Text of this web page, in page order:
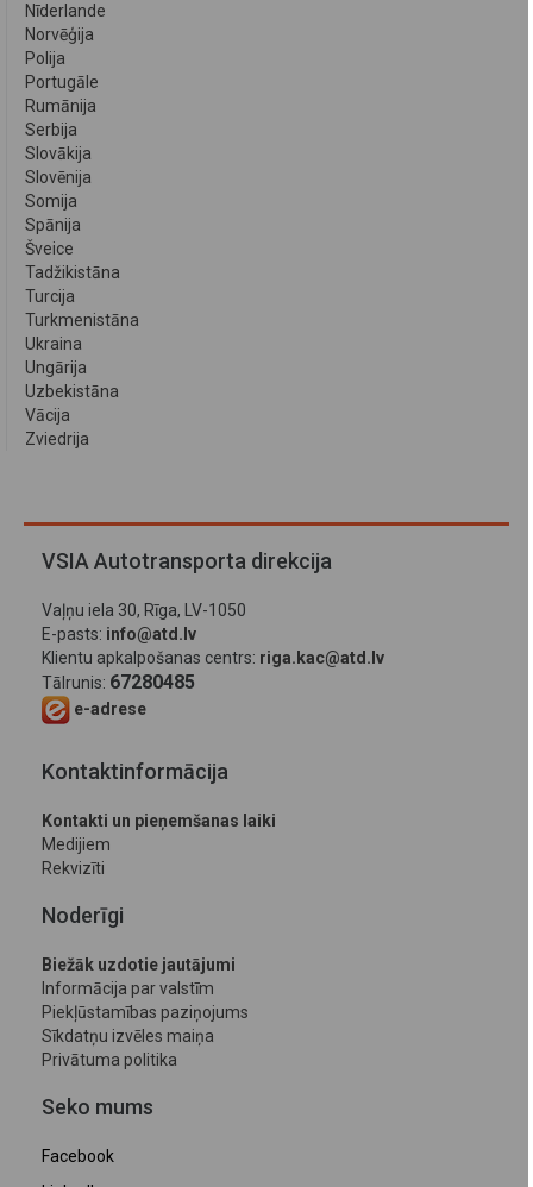
Nīderlande
Norvēģija
Polija
Portugāle
Rumānija
Serbija
Slovākija
Slovēnija
Somija
Spānija
Šveice
Tadžikistāna
Turcija
Turkmenistāna
Ukraina
Ungārija
Uzbekistāna
Vācija
Zviedrija
VSIA Autotransporta direkcija
Vaļņu iela 30, Rīga, LV-1050
E-pasts: info@atd.lv
Klientu apkalpošanas centrs: riga.kac@atd.lv
Tālrunis: 67280485
e-adrese
Kontaktinformācija
Kontakti un pieņemšanas laiki
Medijiem
Rekvizīti
Noderīgi
Biežāk uzdotie jautājumi
Informācija par valstīm
Piekļūstamības paziņojums
Sīkdatņu izvēles maiņa
Privātuma politika
Seko mums
Facebook